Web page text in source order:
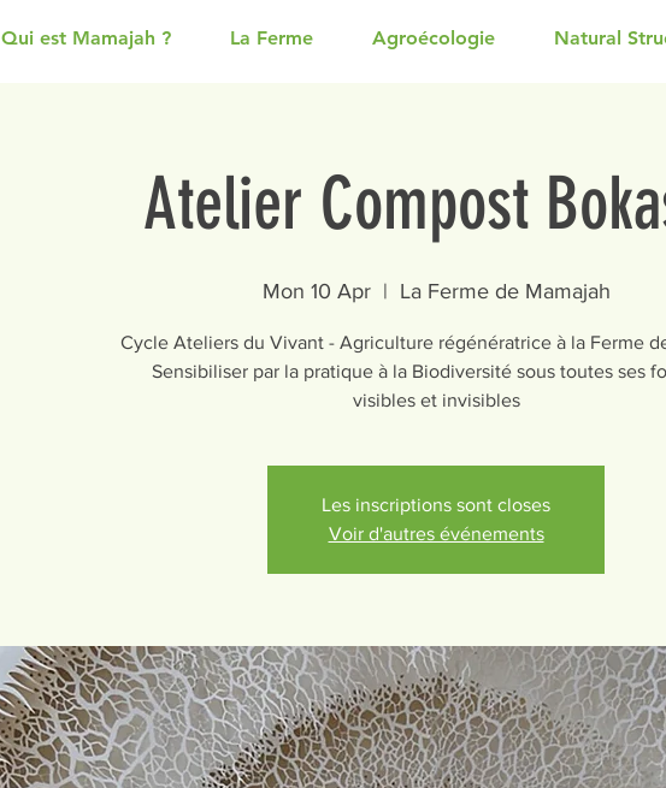
Qui est Mamajah ? La Ferme Agroécologie Natural
Atelier Compost
Mon 10 Apr
  |
La Ferme de Mamajah
Cycle Ateliers du Vivant - Agriculture régénératrice à la Ferme
Sensibiliser par la pratique à la Biodiversité sous toutes ses
visibles et invisibles
Les inscriptions sont closes
Voir d'autres événements